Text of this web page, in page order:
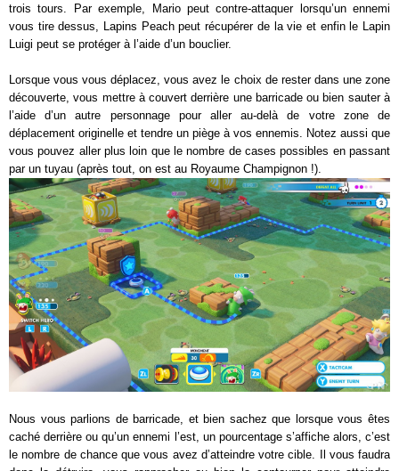
trois tours. Par exemple, Mario peut contre-attaquer lorsqu’un ennemi
vous tire dessus, Lapins Peach peut récupérer de la vie et enfin le Lapin
Luigi peut se protéger à l’aide d’un bouclier.
Lorsque vous vous déplacez, vous avez le choix de rester dans une zone
découverte, vous mettre à couvert derrière une barricade ou bien sauter à
l’aide d’un autre personnage pour aller au-delà de votre zone de
déplacement originelle et tendre un piège à vos ennemis. Notez aussi que
vous pouvez aller plus loin que le nombre de cases possibles en passant
par un tuyau (après tout, on est au Royaume Champignon !).
Nous vous parlions de barricade, et bien sachez que lorsque vous êtes
caché derrière ou qu’un ennemi l’est, un pourcentage s’affiche alors, c’est
le nombre de chance que vous avez d’atteindre votre cible. Il vous faudra